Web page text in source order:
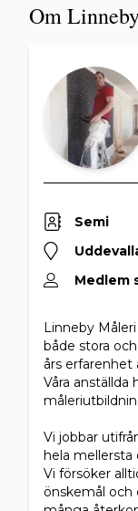
Om
Semi
Medlem
Linneby
både stora
års erfarenhet
Våra anställda
Vi jobbar
hela mellersta
Vi försöker
önskemål och